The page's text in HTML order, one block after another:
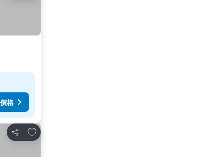
格
分享
加入我的最愛